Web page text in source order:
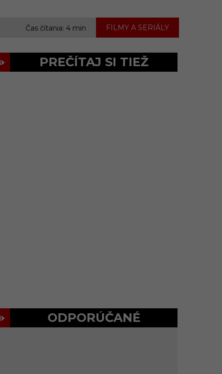
Čas čítania: 4 min FILMY A SERIÁLY
PREČÍTAJ SI TIEŽ
ODPORÚČANÉ